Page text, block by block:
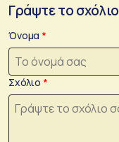
Γράψτε το
Όνομα
Σχόλιο